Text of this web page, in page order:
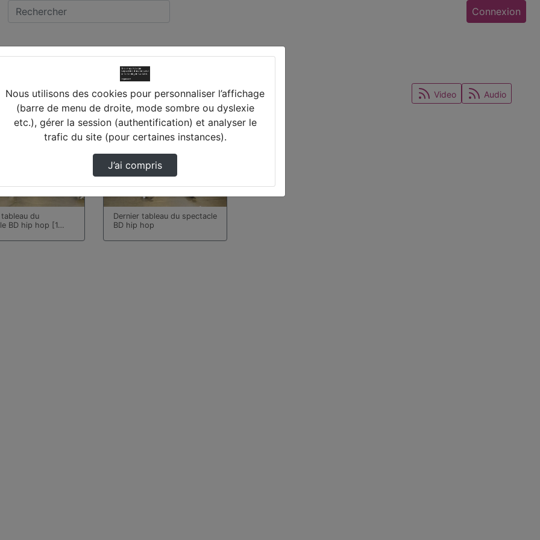
Connexion
trouvées Audio
Video
du
BD hip hop [1…
00:03:06
Dernier tableau du spectacle
BD hip hop
Nous utilisons des cookies pour personnaliser l’affichage
(barre de menu de droite, mode sombre ou dyslexie
etc.), gérer la session (authentification) et analyser le
trafic du site (pour certaines instances).
J’ai compris